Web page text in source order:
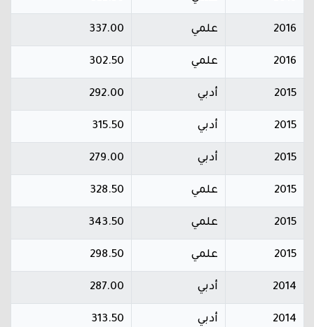
2016 علمي 337.00
2016 علمي 302.50
2015 أدبي 292.00
2015 أدبي 315.50
2015 أدبي 279.00
2015 علمي 328.50
2015 علمي 343.50
2015 علمي 298.50
2014 أدبي 287.00
2014 أدبي 313.50